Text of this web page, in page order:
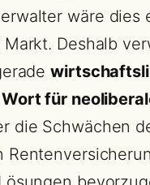
wäre dies
Deshalb
für
die Schwächen